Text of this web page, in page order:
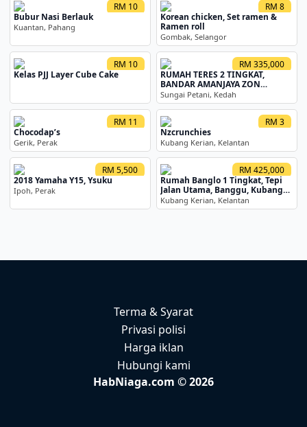
RM 10
Bubur Nasi Berlauk
Kuantan, Pahang
RM 8
Korean chicken, Set ramen &
Ramen roll
Gombak, Selangor
RM 10
Kelas PJJ Layer Cube Cake
RM 335,000
RUMAH TERES 2 TINGKAT,
BANDAR AMANJAYA ZON
ANGGERIK
Sungai Petani, Kedah
RM 11
Chocodap’s
Gerik, Perak
RM 3
Nzcrunchies
Kubang Kerian, Kelantan
RM 5,500
2018 Yamaha Y15, Ysuku
Ipoh, Perak
RM 425,000
Rumah Banglo 1 Tingkat, Tepi
Jalan Utama, Banggu, Kubang
Kerian, Kelantan
Kubang Kerian, Kelantan
Terma & Syarat
Privasi polisi
Harga iklan
Hubungi kami
HabNiaga.com © 2026